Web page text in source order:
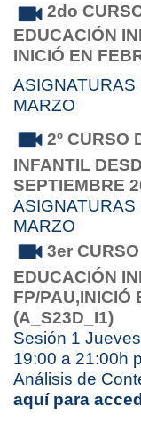
2do
EDUCACIÓN
INICIÓ EN
ASIGNATURAS
MARZO
2º CURSO
INFANTIL
SEPTIEMBRE
ASIGNATURAS
MARZO
3er
EDUCACIÓN
FP/PAU,INICIÓ
(A_S23D_I1)
Sesión 1
19:00 a 21:00h
Análisis de
aquí para